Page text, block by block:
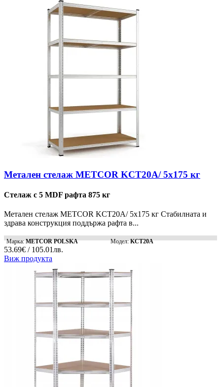
Метален стелаж METCOR KCT20A/ 5x175 кг
Стелаж с 5 MDF рафта 875 кг
Метален стелаж METCOR KCT20A/ 5x175 кг Стабилната и
здрава конструкция поддържа рафта в...
Марка:METCOR POLSKA Модел:KCT20A
53.69€ / 105.01лв.
Виж продукта